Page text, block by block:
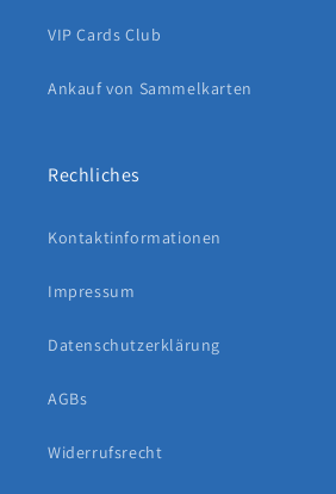
VIP Cards Club
Ankauf von Sammelkarten
Rechliches
Kontaktinformationen
Impressum
Datenschutzerklärung
AGBs
Widerrufsrecht